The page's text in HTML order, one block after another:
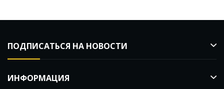
ПОДПИСАТЬСЯ НА НОВОСТИ
ИНФОРМАЦИЯ